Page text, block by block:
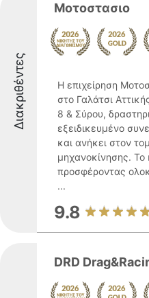
Διακριθέντες
Μοτοστασιο
Η επιχείρηση
στο Γαλάτσι
8 & Σύρου,
εξειδικευμένο
και ανήκει στον
μηχανοκίνησης. Το
προσφέροντας
...
9.8
DRD